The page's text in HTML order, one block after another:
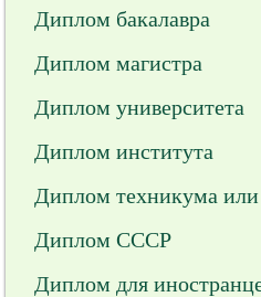
Диплом бакалавра
Диплом магистра
Диплом университета
Диплом института
Диплом техникума
Диплом СССР
Диплом для